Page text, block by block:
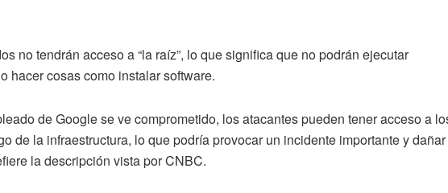
no tendrán acceso a “la raíz”, lo que significa que no podrán ejecutar
hacer cosas como instalar software.
de Google se ve comprometido, los atacantes pueden tener acceso a
de la infraestructura, lo que podría provocar un incidente importante y dañar
la descripción vista por CNBC.